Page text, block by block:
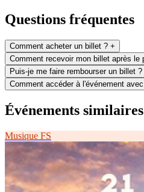
Questions fréquentes
Comment acheter un billet ? +
Comment recevoir mon billet après le
Puis-je me faire rembourser un billet ?
Comment accéder à l'événement
Événements similaires
Musique FS